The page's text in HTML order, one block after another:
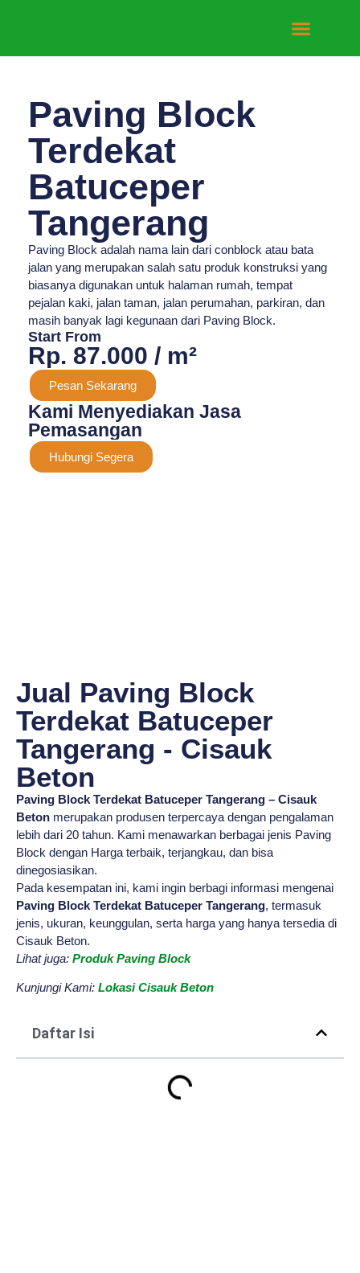
Paving Block
Terdekat
Batuceper
Tangerang
Paving Block adalah nama lain dari conblock atau bata
jalan yang merupakan salah satu produk konstruksi yang
biasanya digunakan untuk halaman rumah, tempat
pejalan kaki, jalan taman, jalan perumahan, parkiran, dan
masih banyak lagi kegunaan dari Paving Block.
Start From
Rp. 87.000 / m²
Pesan Sekarang
Kami Menyediakan Jasa
Pemasangan
Hubungi Segera
Jual Paving Block
Terdekat Batuceper
Tangerang - Cisauk
Beton
Paving Block Terdekat Batuceper Tangerang – Cisauk
Beton merupakan produsen terpercaya dengan pengalaman
lebih dari 20 tahun. Kami menawarkan berbagai jenis Paving
Block dengan Harga terbaik, terjangkau, dan bisa
dinegosiasikan.
Pada kesempatan ini, kami ingin berbagi informasi mengenai
Paving Block Terdekat Batuceper Tangerang, termasuk
jenis, ukuran, keunggulan, serta harga yang hanya tersedia di
Cisauk Beton.
Lihat juga: Produk Paving Block
Kunjungi Kami: Lokasi Cisauk Beton
Daftar Isi